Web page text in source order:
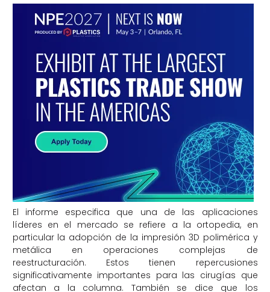
El informe especifica que una de las aplicaciones
líderes en el mercado se refiere a la ortopedia, en
particular la adopción de la impresión 3D polimérica y
metálica en operaciones complejas de
reestructuración. Estos tienen repercusiones
significativamente importantes para las cirugías que
afectan a la columna. También se dice que los